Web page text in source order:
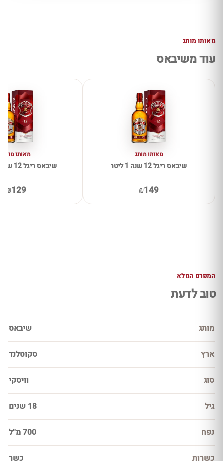
מאותו מותג
עוד משיבאס
מאותו מותג
שיבאס ריגל 12 שנה 1 ליטר
₪149
מאותו מותג
שיבאס ריגל 12 שנה 700 מ"ל
₪129
המפרט המלא
טוב לדעת
מותג שיבאס
ארץ סקוטלנד
סוג וויסקי
גיל 18 שנים
נפח 700 מ''ל
כשרות כשר